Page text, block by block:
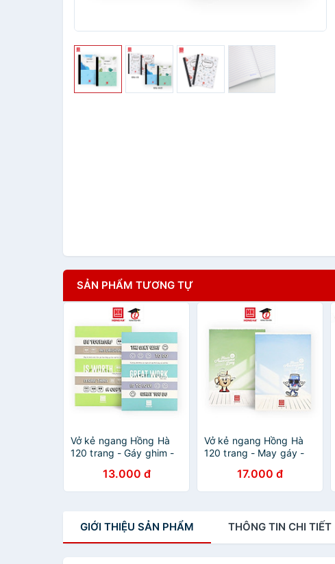
SẢN PHẨM TƯƠNG TỰ
Vở kẻ ngang Hồng Hà
120 trang - Gáy ghim -
định lượng 70 gm2 độ
sáng 90-92 ISO Khổ vở
13.000 đ
Vở kẻ ngang Hồng Hà
120 trang - May gáy -
lượng 70 m2 độ sáng
90-92 ISO Khổ vở 180 x
17.000 đ
GIỚI THIỆU SẢN PHẨM THÔNG TIN CHI TIẾT